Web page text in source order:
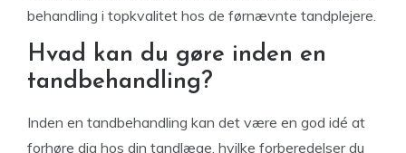
behandling i topkvalitet hos de førnævnte tandplejere.
Hvad kan du gøre inden en
tandbehandling?
Inden en tandbehandling kan det være en god idé at
forhøre dig hos din tandlæge, hvilke forberedelser du